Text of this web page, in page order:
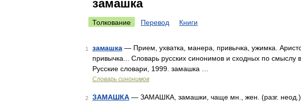
замашка
Толкование Перевод Книги
1 замашка — Прием, ухватка, манера, привычка, ужимка.
привычка... Словарь русских синонимов и сходных по
Русские словари, 1999. замашка …
Словарь синонимов
2 ЗАМАШКА — ЗАМАШКА, замашки, чаще мн., жен. (разг. неод.).